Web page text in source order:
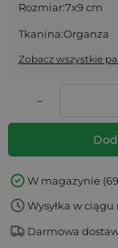
Rozmiar:7x9 cm
Tkanina:Organza
Zobacz wszystkie
–
W magazynie
Wysyłka w
Darmowa